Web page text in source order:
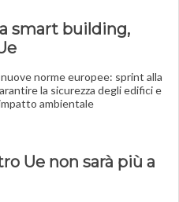
smart building,
norme europee: sprint alla
la sicurezza degli edifici e
ambientale
Ue non sarà più a